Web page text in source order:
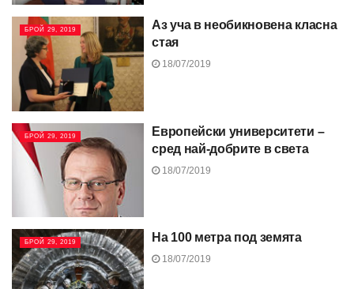
БРОЙ 29, 2019
Аз уча в необикновена класна
стая
18/07/2019
БРОЙ 29, 2019
Европейски университети –
сред най-добрите в света
18/07/2019
БРОЙ 29, 2019 На 100 метра под земята
18/07/2019